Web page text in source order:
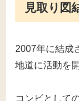
見取り図
2007年に結成
地道に活動を
コンビとして